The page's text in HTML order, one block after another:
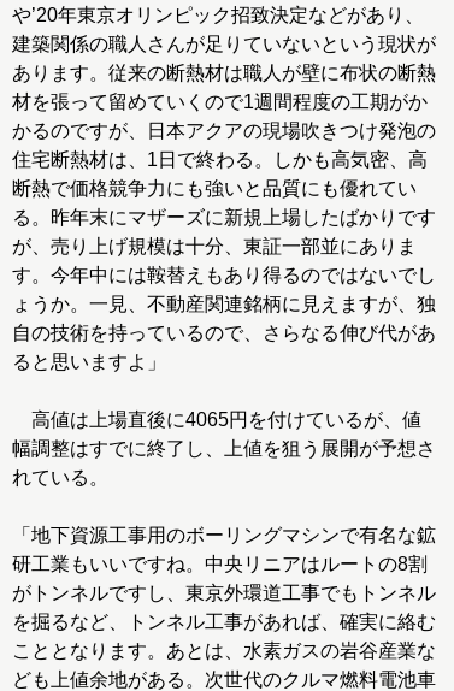
や’20年東京オリンピック招致決定などがあり、
建築関係の職人さんが足りていないという現状が
あります。従来の断熱材は職人が壁に布状の断熱
材を張って留めていくので1週間程度の工期がか
かるのですが、日本アクアの現場吹きつけ発泡の
住宅断熱材は、1日で終わる。しかも高気密、高
断熱で価格競争力にも強いと品質にも優れてい
る。昨年末にマザーズに新規上場したばかりです
が、売り上げ規模は十分、東証一部並にありま
す。今年中には鞍替えもあり得るのではないでし
ょうか。一見、不動産関連銘柄に見えますが、独
自の技術を持っているので、さらなる伸び代があ
ると思いますよ」
高値は上場直後に4065円を付けているが、値
幅調整はすでに終了し、上値を狙う展開が予想さ
れている。
「地下資源工事用のボーリングマシンで有名な鉱
研工業もいいですね。中央リニアはルートの8割
がトンネルですし、東京外環道工事でもトンネル
を掘るなど、トンネル工事があれば、確実に絡む
こととなります。あとは、水素ガスの岩谷産業な
ども上値余地がある。次世代のクルマ燃料電池車